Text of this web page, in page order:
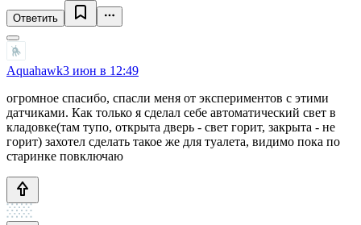
Ответить
Aquahawk3 июн в 12:49
огромное спасибо, спасли меня от экспериментов с этими
датчиками. Как только я сделал себе автоматический свет в
кладовке(там тупо, открыта дверь - свет горит, закрыта - не
горит) захотел сделать такое же для туалета, видимо пока по
старинке повключаю